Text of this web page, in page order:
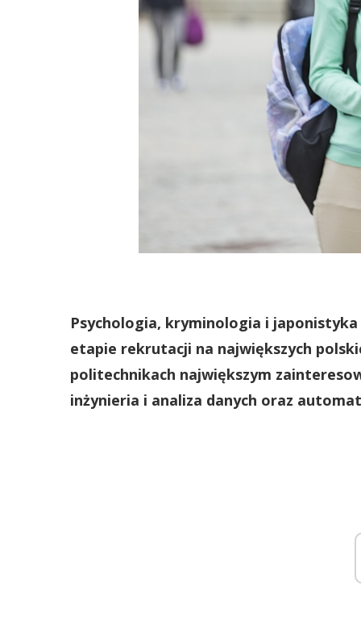
Psychologia, kryminologia i
etapie rekrutacji na największych
politechnikach największym
inżynieria i analiza danych oraz